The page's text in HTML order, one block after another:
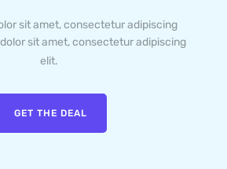
sit amet, consectetur adipiscing
sit amet, consectetur adipiscing
elit.
GET THE DEAL